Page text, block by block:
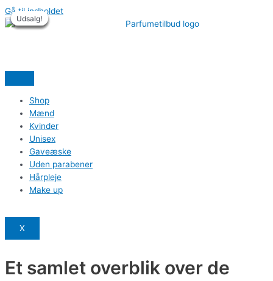
Gå til indholdet
Shop
Mænd
Kvinder
Unisex
Gaveæske
Uden parabener
Hårpleje
Make up
X
Et samlet overblik over de
Udsalg!
Udsalg!
Udsalg!
Udsalg!
Udsalg!
Udsalg!